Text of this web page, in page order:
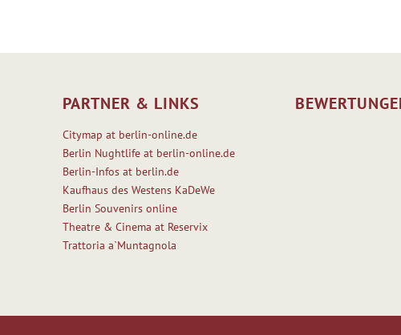
PARTNER & LINKS
Citymap at berlin-online.de
Berlin Nughtlife at berlin-online.de
Berlin-Infos at berlin.de
Kaufhaus des Westens KaDeWe
Berlin Souvenirs online
Theatre & Cinema at Reservix
Trattoria a`Muntagnola